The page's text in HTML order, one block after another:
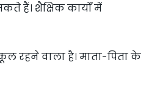
हैं। शैक्षिक कार्यों में
रहने वाला है। माता-पिता के